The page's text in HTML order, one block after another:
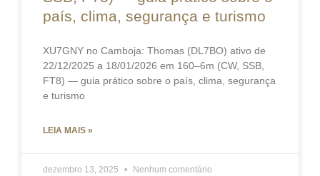
país, clima, segurança e turismo
XU7GNY no Camboja: Thomas (DL7BO) ativo de
22/12/2025 a 18/01/2026 em 160–6m (CW, SSB,
FT8) — guia prático sobre o país, clima, segurança
e turismo
LEIA MAIS »
dezembro 13, 2025 Nenhum comentário